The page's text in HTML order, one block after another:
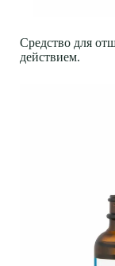
Средство для
действием.